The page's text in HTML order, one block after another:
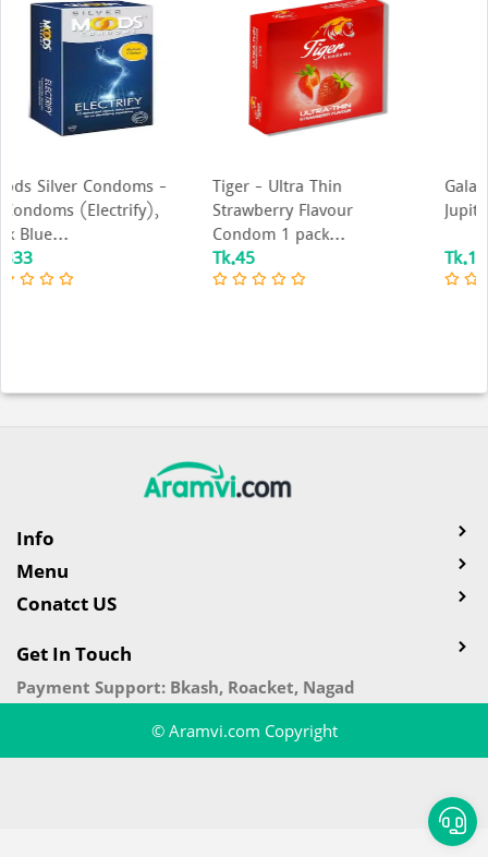
Tiger - Ultra Thin
Strawberry Flavour
Condom 1 pack...
Tk.45
Galactic Glam Lip Gloss –
Jupiter Jubilee...
Info
Menu
Conatct US
Get In Touch
Payment Support: Bkash, Roacket, Nagad
© Aramvi.com Copyright